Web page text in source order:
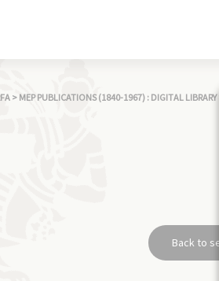
> MEP PUBLICATIONS (1840-1967) : DIGITAL LIBRARY
Back to